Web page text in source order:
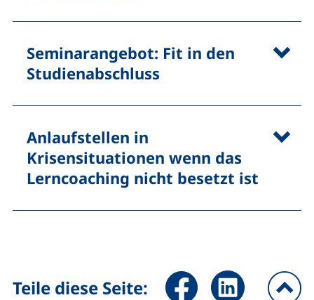
Seminarangebot: Fit in den
Studienabschluss
Anlaufstellen in
Krisensituationen wenn das
Lerncoaching nicht besetzt ist
Teile diese Seite: Seite über Facebook teilen
Seite über